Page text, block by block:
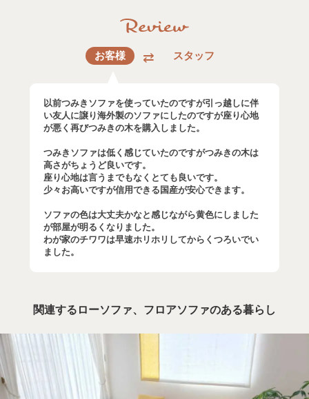
お客様 スタッフ
以前つみきソファを使っていたのですが引っ越しに伴
い友人に譲り海外製のソファにしたのですが座り心地
が悪く再びつみきの木を購入しました。
つみきソファは低く感じていたのですがつみきの木は
高さがちょうど良いです。
座り心地は言うまでもなくとても良いです。
少々お高いですが信用できる国産が安心できます。
ソファの色は大丈夫かなと感じながら黄色にしました
が部屋が明るくなりました。
わが家のチワワは早速ホリホリしてからくつろいでい
ました。
関連するローソファ、フロアソファのある暮らし